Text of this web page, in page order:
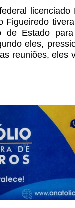
licenciado
Figueiredo
de Estado
eles,
reuniões, eles